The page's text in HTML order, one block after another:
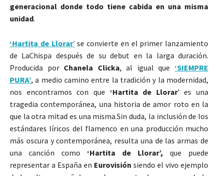
generacional donde todo tiene cabida en una misma
unidad.
‘Hartita de Llorar’ se convierte en el primer lanzamiento
de LaChispa después de su debut en la larga duración.
Producida por Chanela Clicka, al igual que‘SIEMPRE
PURA’, a medio camino entre la tradición y la modernidad,
nos encontramos con que ‘Hartita de Llorar’ es una
tragedia contemporánea, una historia de amor roto en la
que la otra mitad es una misma.Sin duda, la inclusión de los
estándares líricos del flamenco en una producción mucho
más oscura y contemporánea, resulta una de las armas de
una canción como ‘Hartita de Llorar’, que puede
representar a España en Eurovisión siendo el vivo ejemplo